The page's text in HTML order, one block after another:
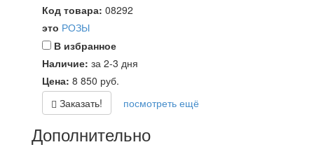
Код товара: 08292
это РОЗЫ
В избранное
Наличие: за 2-3 дня
Цена: 8 850 руб.
Заказать!
посмотреть ещё
Дополнительно